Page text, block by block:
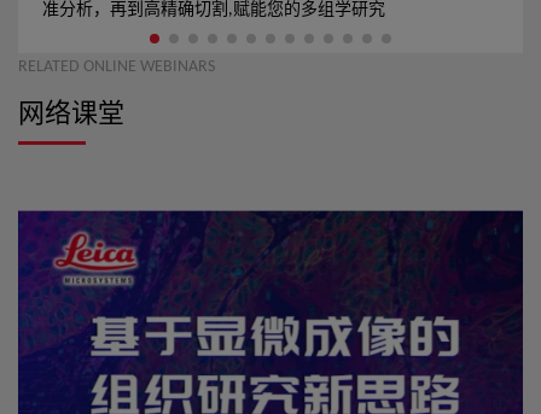
准分析，再到高精确切割,赋能您的多组学研究
RELATED ONLINE WEBINARS
网络课堂